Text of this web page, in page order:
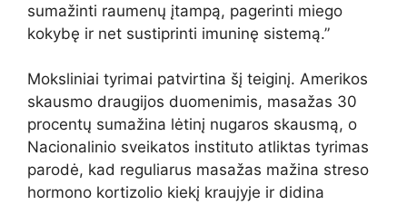
sumažinti raumenų įtampą, pagerinti miego
kokybę ir net sustiprinti imuninę sistemą.”
Moksliniai tyrimai patvirtina šį teiginį. Amerikos
skausmo draugijos duomenimis, masažas 30
procentų sumažina lėtinį nugaros skausmą, o
Nacionalinio sveikatos instituto atliktas tyrimas
parodė, kad reguliarus masažas mažina streso
hormono kortizolio kiekį kraujyje ir didina